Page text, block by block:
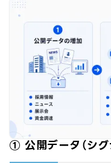
① 公開データ（シグ